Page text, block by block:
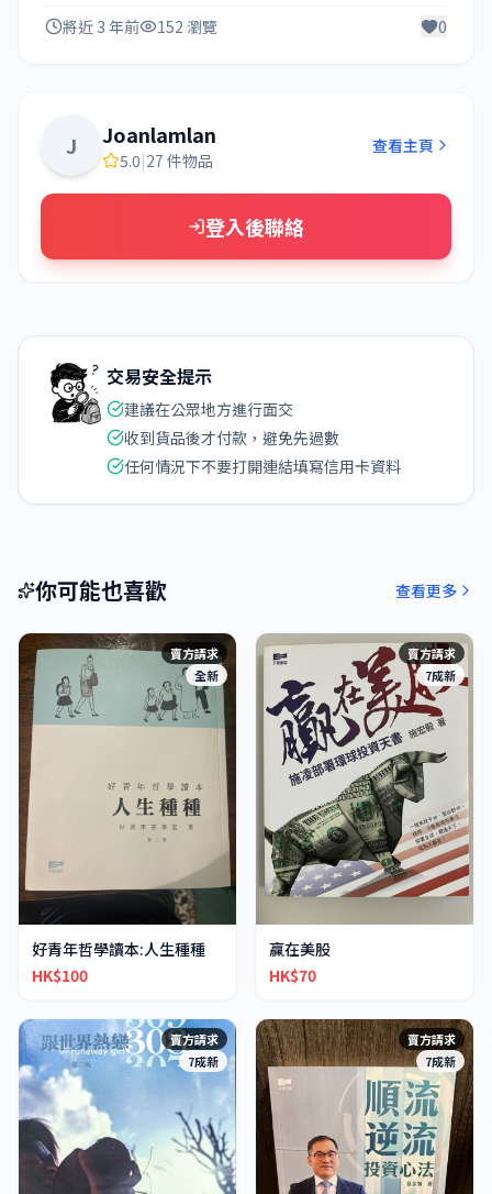
將近 3 年前 152 瀏覽 0
J Joanlamlan
5.0|27 件物品
查看主頁
登入後聯絡
交易安全提示
建議在公眾地方進行面交
收到貨品後才付款，避免先過數
任何情況下不要打開連結填寫信用卡資料
你可能也喜歡 查看更多
賣方請求
全新
好青年哲學讀本:人生種種
HK$100
賣方請求
7成新
贏在美股
HK$70
賣方請求
7成新
賣方請求
7成新